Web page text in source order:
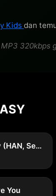
Kids dan
Gone Away (HAN, Seungmin, I.N)
You